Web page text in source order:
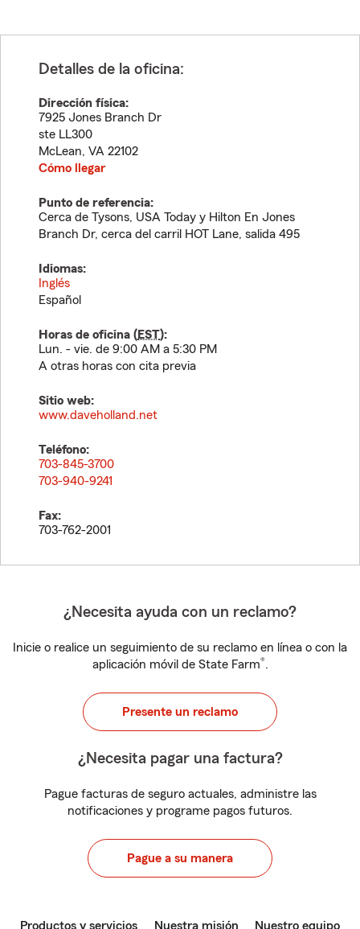
Detalles de la oficina:
Dirección física:
7925 Jones Branch Dr
ste LL300
McLean, VA 22102
Cómo llegar
Punto de referencia:
Cerca de Tysons, USA Today y Hilton En Jones
Branch Dr, cerca del carril HOT Lane, salida 495
Idiomas:
Inglés
Español
Horas de oficina (EST):
Lun. - vie. de 9:00 AM a 5:30 PM
A otras horas con cita previa
Sitio web:
www.daveholland.net
Teléfono:
703-845-3700
703-940-9241
Fax:
703-762-2001
¿Necesita ayuda con un reclamo?
Inicie o realice un seguimiento de su reclamo en línea o con la
aplicación móvil de State Farm®.
Presente un reclamo
¿Necesita pagar una factura?
Pague facturas de seguro actuales, administre las
notificaciones y programe pagos futuros.
Pague a su manera
Productos y servicios Nuestra misión Nuestro equipo